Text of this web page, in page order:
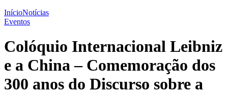
InícioNotícias
Eventos
Colóquio Internacional Leibniz
e a China – Comemoração dos
300 anos do Discurso sobre a